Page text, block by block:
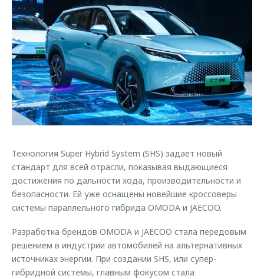
Страхование
Кредитный калькулятор
Аксессуары
Одежда и сувениры
Оригинальные аксессуары
Запчасти
Калькулятор трейд-ин
Клиентская поддержка
O&J Автоклуб
Клуб владельцев OMODA
Приложение O&J
Аксессуары
Одежда и сувениры
Запчасти
Обратная связь
Технология Super Hybrid System (SHS) задает новый
стандарт для всей отрасли, показывая выдающиеся
достижения по дальности хода, производительности и
безопасности. Ей уже оснащены новейшие кроссоверы
системы параллельного гибрида OMODA и JAECOO.
Разработка брендов OMODA и JAECOO стала передовым
решением в индустрии автомобилей на альтернативных
источниках энергии. При создании SHS, или супер-
гибридной системы, главным фокусом стала